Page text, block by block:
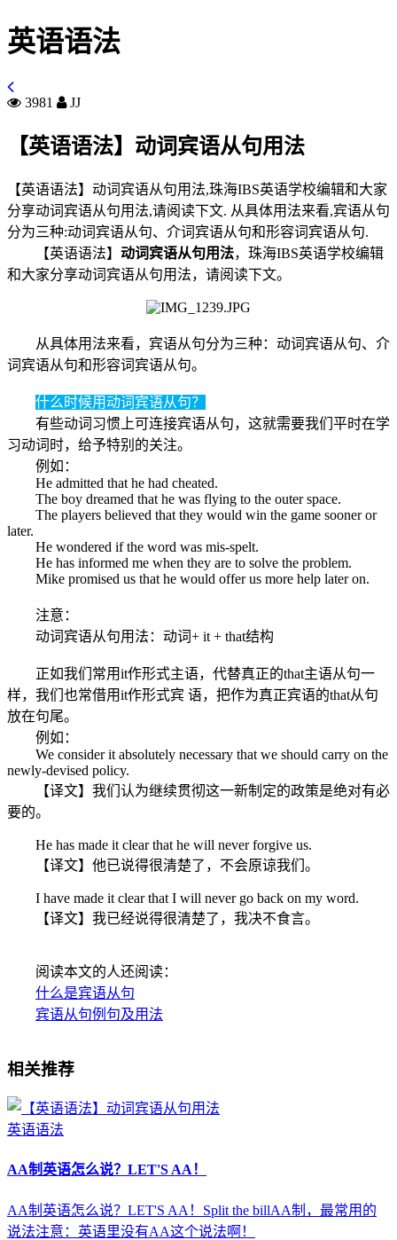
英语语法
3981 JJ
【英语语法】动词宾语从句用法
【英语语法】动词宾语从句用法,珠海IBS英语学校编辑和大家
分享动词宾语从句用法,请阅读下文. 从具体用法来看,宾语从句
分为三种:动词宾语从句、介词宾语从句和形容词宾语从句.
【英语语法】 动词宾语从句用法，珠海IBS英语学校编辑
和大家分享动词宾语从句用法，请阅读下文。
从具体用法来看，宾语从句分为三种：动词宾语从句、介
词宾语从句和形容词宾语从句。
什么时候用动词宾语从句？
有些动词习惯上可连接宾语从句，这就需要我们平时在学
习动词时，给予特别的关注。
例如：
He admitted that he had cheated.
The boy dreamed that he was flying to the outer space.
The players believed that they would win the game sooner or
later.
He wondered if the word was mis-spelt.
He has informed me when they are to solve the problem.
Mike promised us that he would offer us more help later on.
注意：
动词宾语从句用法：动词+ it + that结构
正如我们常用it作形式主语，代替真正的that主语从句一
样，我们也常借用it作形式宾 语，把作为真正宾语的that从句
放在句尾。
例如：
We consider it absolutely necessary that we should carry on the
newly-devised policy.
【译文】我们认为继续贯彻这一新制定的政策是绝对有必
要的。
He has made it clear that he will never forgive us.
【译文】他已说得很清楚了，不会原谅我们。
I have made it clear that I will never go back on my word.
【译文】我已经说得很清楚了，我决不食言。
阅读本文的人还阅读：
什么是宾语从句
宾语从句例句及用法
相关推荐
英语语法
AA制英语怎么说？LET'S AA！
AA制英语怎么说？LET'S AA！Split the billAA制，最常用的
说法注意：英语里没有AA这个说法啊！